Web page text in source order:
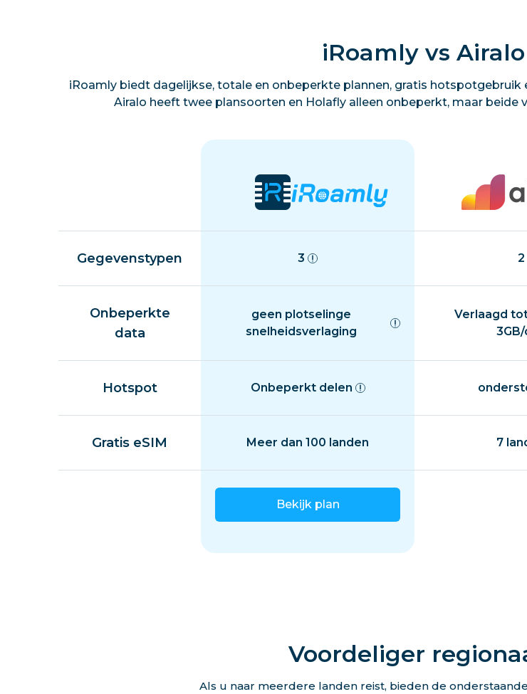
iRoamly vs
iRoamly biedt dagelijkse, totale en onbeperkte plannen, gratis hotspotgebruik
Airalo heeft twee plansoorten en Holafly alleen onbeperkt, maar beide
Gegevenstypen 3 2
Onbeperkte
data
geen plotselinge
snelheidsverlaging
Verlaagd
Hotspot Onbeperkt delen
Gratis eSIM Meer dan 100 landen 7
Bekijk plan
Voordeliger
Als u naar meerdere landen reist, bieden de